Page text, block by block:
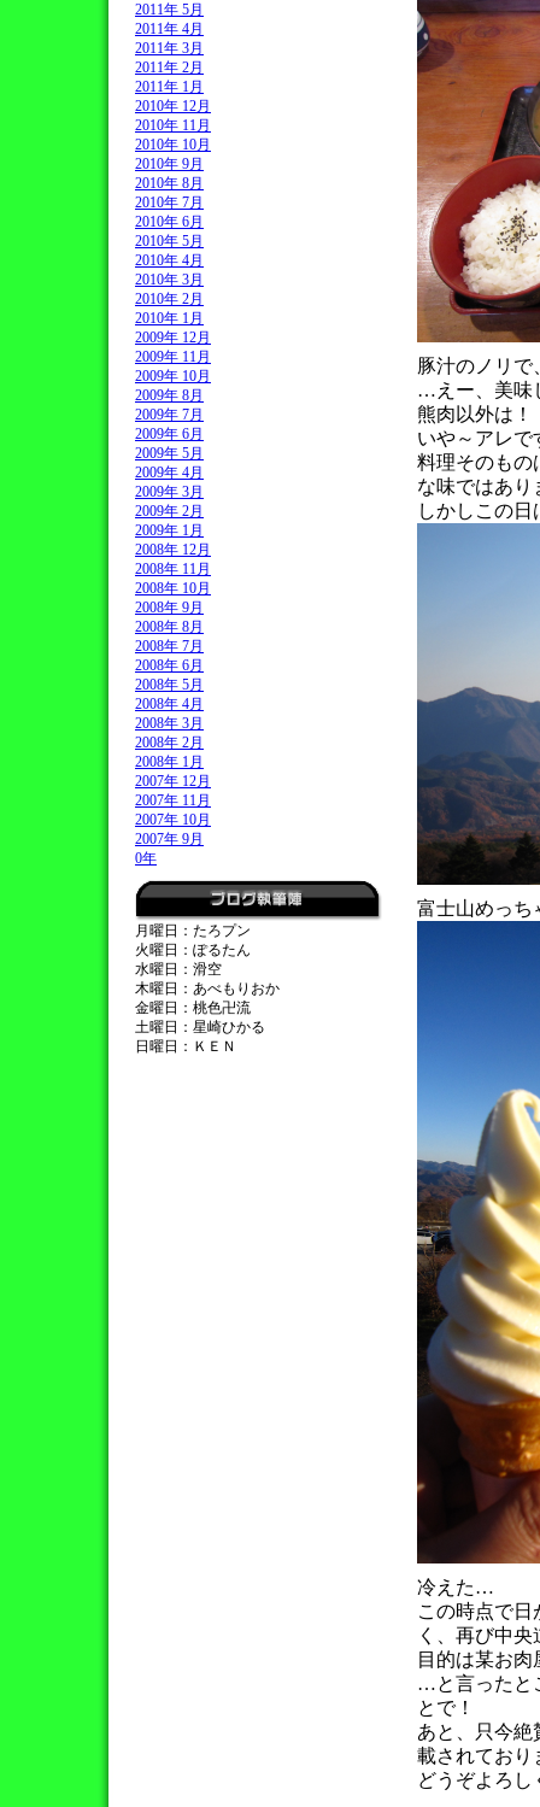
2011年 5月
2011年 4月
2011年 3月
2011年 2月
2011年 1月
2010年 12月
2010年 11月
2010年 10月
2010年 9月
2010年 8月
2010年 7月
2010年 6月
2010年 5月
2010年 4月
2010年 3月
2010年 2月
2010年 1月
2009年 12月
2009年 11月
2009年 10月
2009年 8月
2009年 7月
2009年 6月
2009年 5月
2009年 4月
2009年 3月
2009年 2月
2009年 1月
2008年 12月
2008年 11月
2008年 10月
2008年 9月
2008年 8月
2008年 7月
2008年 6月
2008年 5月
2008年 4月
2008年 3月
2008年 2月
2008年 1月
2007年 12月
2007年 11月
2007年 10月
2007年 9月
0年
月曜日：たろプン
火曜日：ぽるたん
水曜日：滑空
木曜日：あべもりおか
金曜日：桃色卍流
土曜日：星崎ひかる
日曜日：ＫＥＮ
豚汁のノリ
…えー、美味
熊肉以外は！
いや～アレ
料理そのもの
な味ではあ
しかしこの日
富士山めっち
冷えた…
この時点で
く、再び中
目的は某お
…と言ったと
とで！
あと、只今絶
載されており
どうぞよろ